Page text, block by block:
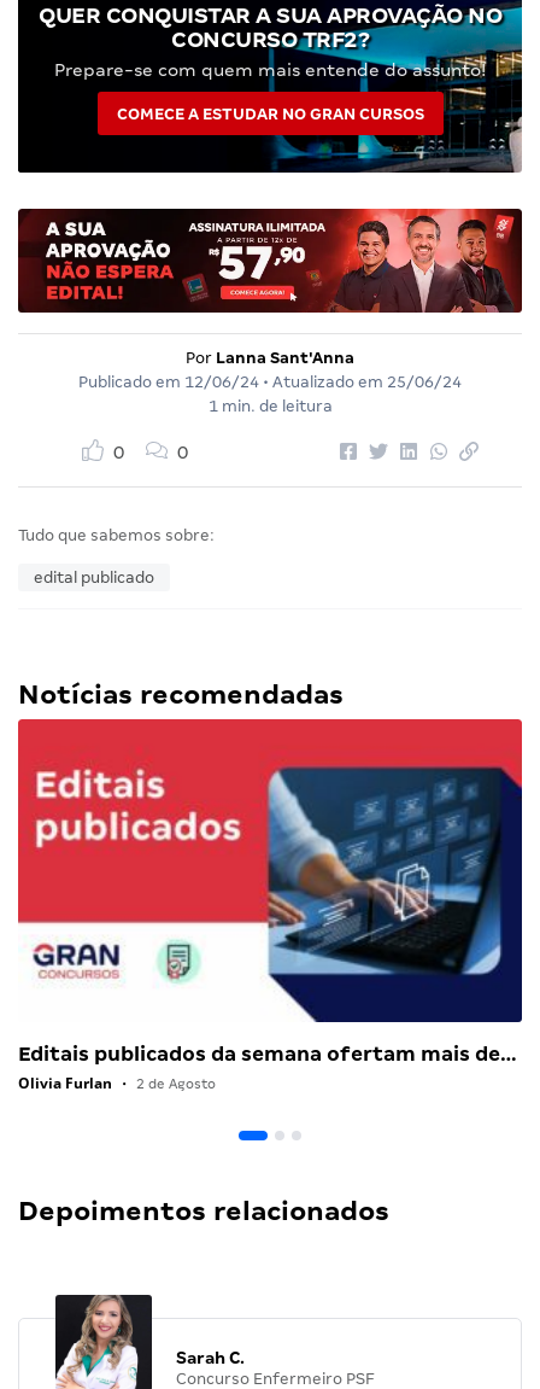
QUER CONQUISTAR A SUA APROVAÇÃO NO
CONCURSO TRF2?
Prepare-se com quem mais entende do assunto!
COMECE A ESTUDAR NO GRAN CURSOS
Por Lanna Sant'Anna
Publicado em 12/06/24 • Atualizado em 25/06/24
1 min. de leitura
0 0
Tudo que sabemos sobre:
edital publicado
Notícias recomendadas
Editais publicados da semana ofertam mais de…
Olivia Furlan • 2 de Agosto
Depoimentos relacionados
Sarah C.
Concurso Enfermeiro PSF